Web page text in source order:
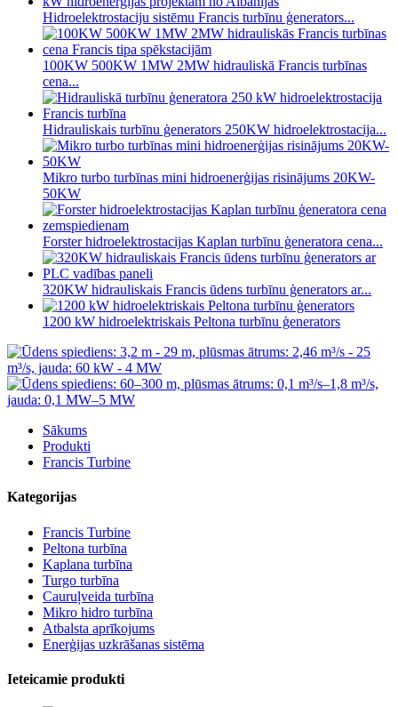
Hidroelektrostaciju sistēmu Francis turbīnu ģenerators...
100KW 500KW 1MW 2MW hidrauliskā Francis turbīnas
cena...
Hidrauliskais turbīnu ģenerators 250KW hidroelektrostacija...
Mikro turbo turbīnas mini hidroenerģijas risinājums 20KW-
50KW
Forster hidroelektrostacijas Kaplan turbīnu ģeneratora cena...
320KW hidrauliskais Francis ūdens turbīnu ģenerators ar...
1200 kW hidroelektriskais Peltona turbīnu ģenerators
Sākums
Produkti
Francis Turbine
Kategorijas
Francis Turbine
Peltona turbīna
Kaplana turbīna
Turgo turbīna
Cauruļveida turbīna
Mikro hidro turbīna
Atbalsta aprīkojums
Enerģijas uzkrāšanas sistēma
Ieteicamie produkti